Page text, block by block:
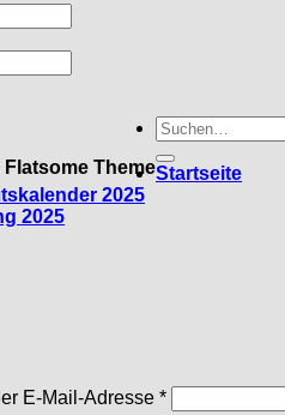
Flatsome Theme
Suche
nach:
Startseite
2025
2025
E-Mail-Adresse *Erforderlich